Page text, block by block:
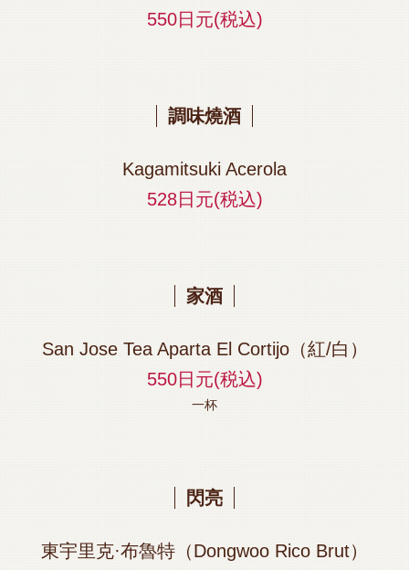
550日元(税込)
調味燒酒
Kagamitsuki Acerola
528日元(税込)
家酒
San Jose Tea Aparta El Cortijo（紅/白）
550日元(税込)
一杯
閃亮
東宇里克·布魯特（Dongwoo Rico Brut）